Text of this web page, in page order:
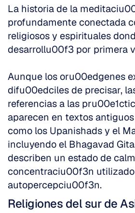
La historia de la
profundamente conectada
religiosos y espirituales
desarrollu00f3 por primera
Aunque los oru00edgenes
difu00edciles de precisar,
referencias a las
aparecen en textos
como los Upanishads y el
incluyendo el Bhagavad
describen un estado de
concentraciu00f3n
autopercepciu00f3n.
Religiones del sur de